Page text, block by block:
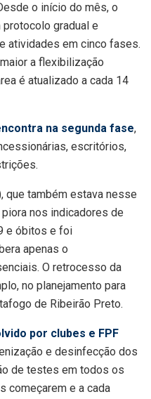
o início do mês, o
protocolo gradual e
atividades em cinco fases.
a flexibilização
é atualizado a cada 14
na segunda fase,
escritórios,
que também estava nesse
nos indicadores de
e óbitos e foi
apenas o
O retrocesso da
no planejamento para
de Ribeirão Preto.
por clubes e FPF
e desinfecção dos
de testes em todos os
começarem e a cada